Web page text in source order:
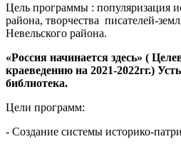
Цель программы : популяризация
района, творчества писателей-
Невельского района.
«Россия начинается здесь» (
краеведению на 2021-2022гг.)
библиотека.
Цели программ:
- Создание системы историко-